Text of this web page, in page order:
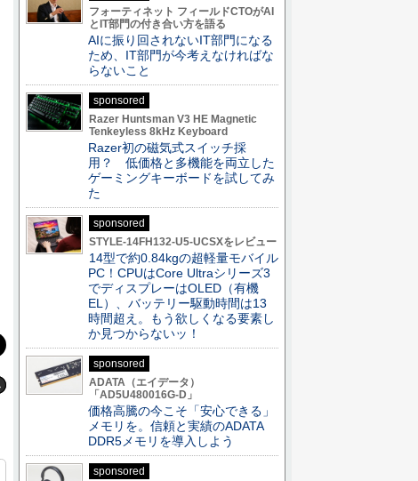
フォーティネット フィールドCTOがAI
とIT部門の付き合い方を語る
AIに振り回されないIT部門になる
ため、IT部門が今考えなければな
らないこと
sponsored
Razer Huntsman V3 HE Magnetic
Tenkeyless 8kHz Keyboard
Razer初の磁気式スイッチ採
用？ 低価格と多機能を両立した
ゲーミングキーボードを試してみ
た
sponsored
STYLE-14FH132-U5-UCSXをレビュー
14型で約0.84kgの超軽量モバイル
PC！CPUはCore Ultraシリーズ3
でディスプレーはOLED（有機
EL）、バッテリー駆動時間は13
時間超え。もう欲しくなる要素し
か見つからないッ！
sponsored
ADATA（エイデータ）
「AD5U480016G-D」
価格高騰の今こそ「安心できる」
メモリを。信頼と実績のADATA
DDR5メモリを導入しよう
sponsored